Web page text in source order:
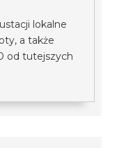
lokalne
a także
od tutejszych